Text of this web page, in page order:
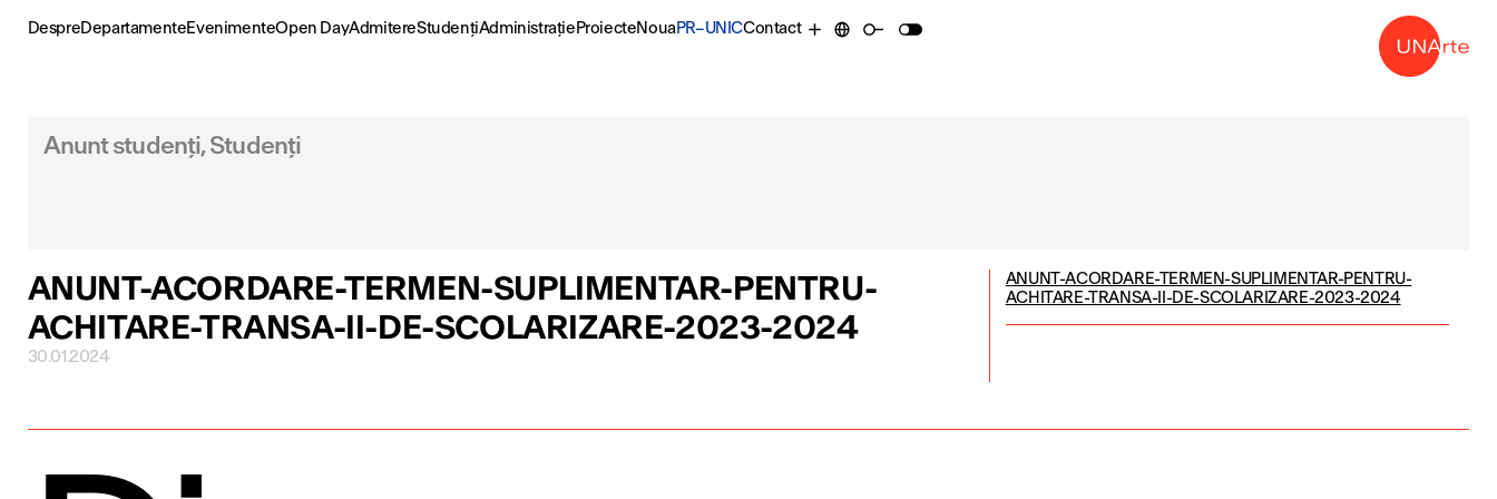
→
DespreDepartamenteEvenimenteOpen DayAdmitereStudențiAdministrație ProiecteNouaPR–UNICContact
Anunt studenți, Studenți
ANUNT-ACORDARE-TERMEN-SUPLIMENTAR-PENTRU-
ACHITARE-TRANSA-II-DE-SCOLARIZARE-2023-2024
30.01.2024
ANUNT-ACORDARE-TERMEN-SUPLIMENTAR-PENTRU-
ACHITARE-TRANSA-II-DE-SCOLARIZARE-2023-2024